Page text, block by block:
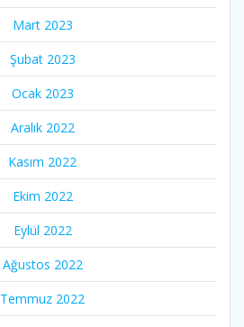
Mart 2023
Şubat 2023
Ocak 2023
Aralık 2022
Kasım 2022
Ekim 2022
Eylül 2022
Ağustos 2022
Temmuz 2022